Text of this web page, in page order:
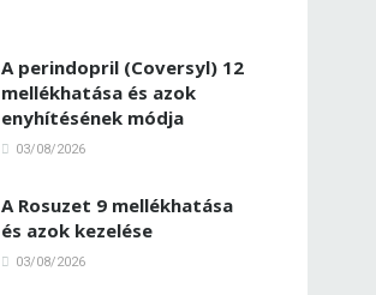
A perindopril (Coversyl) 12
mellékhatása és azok
enyhítésének módja
03/08/2026
A Rosuzet 9 mellékhatása
és azok kezelése
03/08/2026